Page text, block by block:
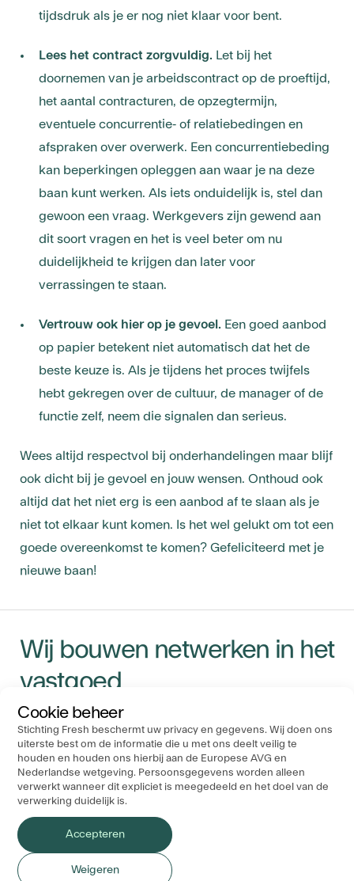
Cookie beheer
Stichting Fresh beschermt uw privacy en gegevens. Wij doen ons
uiterste best om de informatie die u met ons deelt veilig te
houden en houden ons hierbij aan de Europese AVG en
Nederlandse wetgeving. Persoonsgegevens worden alleen
verwerkt wanneer dit expliciet is meegedeeld en het doel van de
verwerking duidelijk is.
Accepteren
Weigeren
tijdsdruk als je er nog niet klaar voor bent.
Lees het contract zorgvuldig. Let bij het
doornemen van je arbeidscontract op de proeftijd,
het aantal contracturen, de opzegtermijn,
eventuele concurrentie- of relatiebedingen en
afspraken over overwerk. Een concurrentiebeding
kan beperkingen opleggen aan waar je na deze
baan kunt werken. Als iets onduidelijk is, stel dan
gewoon een vraag. Werkgevers zijn gewend aan
dit soort vragen en het is veel beter om nu
duidelijkheid te krijgen dan later voor
verrassingen te staan.
Vertrouw ook hier op je gevoel. Een goed aanbod
op papier betekent niet automatisch dat het de
beste keuze is. Als je tijdens het proces twijfels
hebt gekregen over de cultuur, de manager of de
functie zelf, neem die signalen dan serieus.
Wees altijd respectvol bij onderhandelingen maar blijf
ook dicht bij je gevoel en jouw wensen. Onthoud ook
altijd dat het niet erg is een aanbod af te slaan als je
niet tot elkaar kunt komen. Is het wel gelukt om tot een
goede overeenkomst te komen? Gefeliciteerd met je
nieuwe baan!
Wij bouwen netwerken in het
vastgoed
Navigatie
Evenementen
Bedrijven
Over ons
Ons Kantoor
Stichting FRESH
P.O. Box 19183
3501 DD Utrecht
Socials